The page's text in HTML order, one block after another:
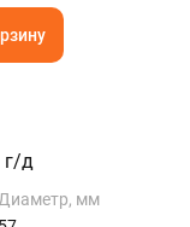
г/д
Диаметр, мм